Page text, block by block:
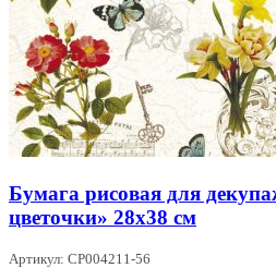
Бумага рисовая для
цветочки» 28х38 см
Артикул: CP004211-56